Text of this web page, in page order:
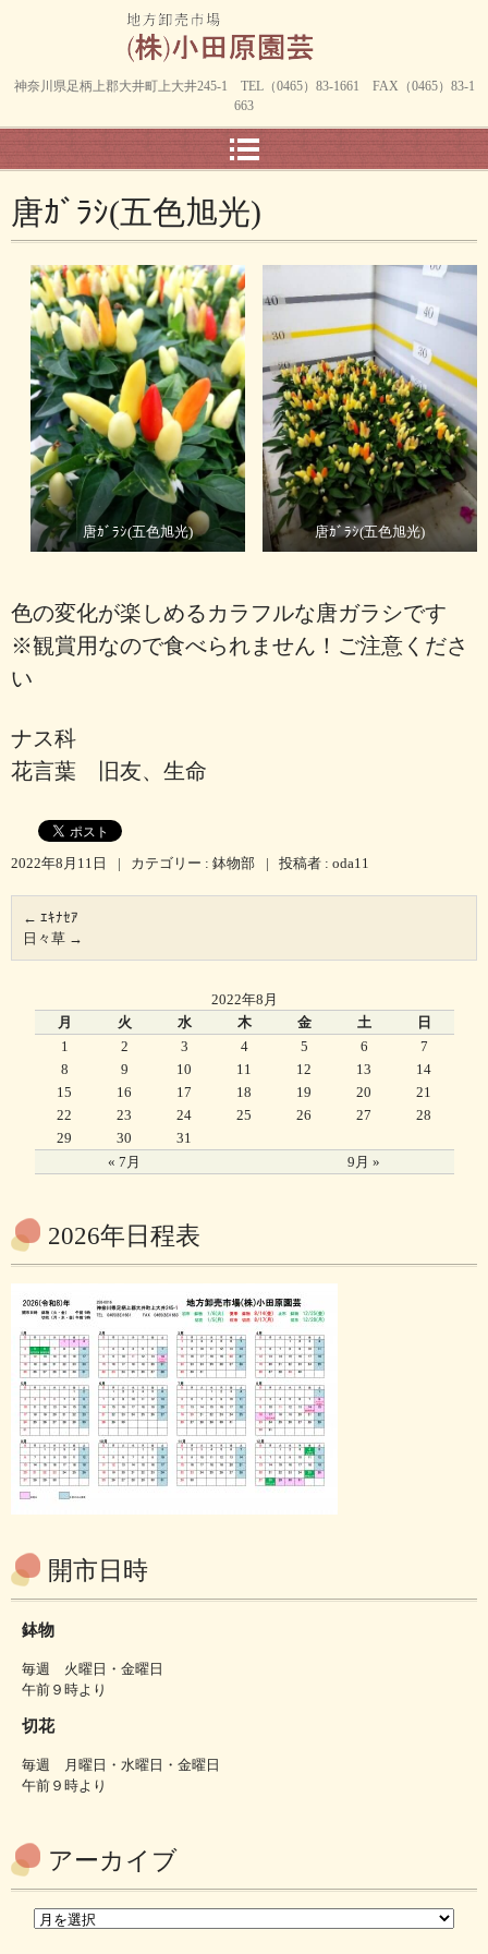
神奈川県足柄上郡大井町上大井245-1 TEL（0465）83-1661 FAX（0465）83-1
663
唐ｶﾞﾗｼ(五色旭光)
唐ｶﾞﾗｼ(五色旭光) 唐ｶﾞﾗｼ(五色旭光)
色の変化が楽しめるカラフルな唐ガラシです
※観賞用なので食べられません！ご注意くださ
い
ナス科
花言葉 旧友、生命
2022年8月11日 | カテゴリー : 鉢物部 | 投稿者 : oda11
← ｴｷﾅｾｱ
日々草 →
2022年8月
月
火 水 木 金 土 日
« 7月 9月 »
1 2 3 4 5 6
7
8
9 10 11 12 13
14
15
16 17 18 19 20
21
22
23 24 25 26 27
28
29
30 31
2026年日程表
開市日時
鉢物
毎週 火曜日・金曜日
午前９時より
切花
毎週 月曜日・水曜日・金曜日
午前９時より
アーカイブ